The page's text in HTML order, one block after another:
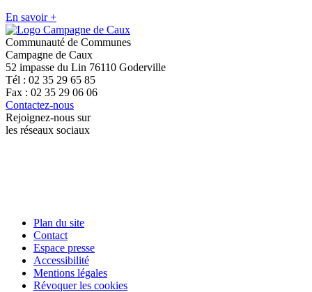
En savoir +
Communauté de Communes
Campagne de Caux
52 impasse du Lin 76110 Goderville
Tél : 02 35 29 65 85
Fax : 02 35 29 06 06
Contactez-nous
Rejoignez-nous sur
les réseaux sociaux
Plan du site
Contact
Espace presse
Accessibilité
Mentions légales
Révoquer les cookies